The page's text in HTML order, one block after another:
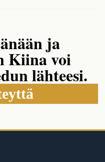
ja
Kiina voi
lähteesi.